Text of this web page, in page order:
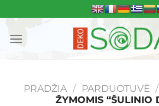
to
content
PRADŽIA / PARDUOTUVĖ /
ŽYMOMIS “ŠULINIO